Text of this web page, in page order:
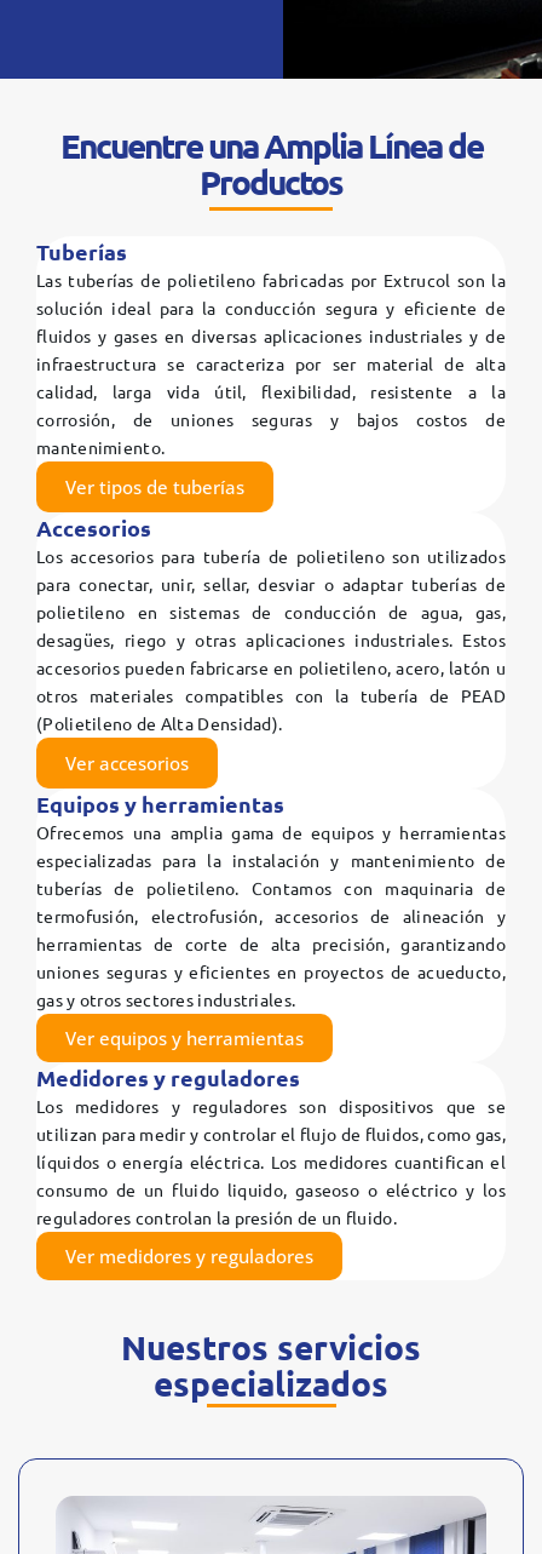
Encuentre una Amplia Línea de
Productos
Tuberías
Las tuberías de polietileno fabricadas por Extrucol son la
solución ideal para la conducción segura y eficiente de
fluidos y gases en diversas aplicaciones industriales y de
infraestructura se caracteriza por ser material de alta
calidad, larga vida útil, flexibilidad, resistente a la
corrosión, de uniones seguras y bajos costos de
mantenimiento.
Ver tipos de tuberías
Accesorios
Los accesorios para tubería de polietileno son utilizados
para conectar, unir, sellar, desviar o adaptar tuberías de
polietileno en sistemas de conducción de agua, gas,
desagües, riego y otras aplicaciones industriales. Estos
accesorios pueden fabricarse en polietileno, acero, latón u
otros materiales compatibles con la tubería de PEAD
(Polietileno de Alta Densidad).
Ver accesorios
Equipos y herramientas
Ofrecemos una amplia gama de equipos y herramientas
especializadas para la instalación y mantenimiento de
tuberías de polietileno. Contamos con maquinaria de
termofusión, electrofusión, accesorios de alineación y
herramientas de corte de alta precisión, garantizando
uniones seguras y eficientes en proyectos de acueducto,
gas y otros sectores industriales.
Ver equipos y herramientas
Medidores y reguladores
Los medidores y reguladores son dispositivos que se
utilizan para medir y controlar el flujo de fluidos, como gas,
líquidos o energía eléctrica. Los medidores cuantifican el
consumo de un fluido liquido, gaseoso o eléctrico y los
reguladores controlan la presión de un fluido.
Ver medidores y reguladores
Nuestros servicios
especializados